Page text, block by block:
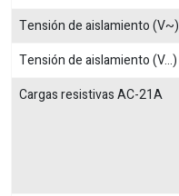
Tensión de aislamiento (V~)
Tensión de aislamiento (V...)
Cargas resistivas AC-21A